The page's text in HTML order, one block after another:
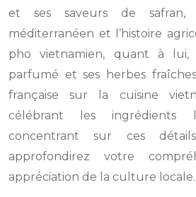
et ses saveurs de safran,
méditerranéen et l’histoire
pho vietnamien, quant à lui,
parfumé et ses herbes
française sur la cuisine
célébrant les ingrédients
concentrant sur ces
approfondirez votre
appréciation de la culture locale.